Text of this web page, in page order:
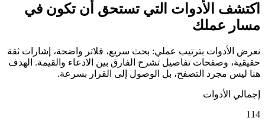
اكتشف الأدوات التي تستحق أن تكون في
مسار عملك
نعرض الأدوات بترتيب عملي: بحث سريع، فلاتر واضحة، إشارات ثقة
حقيقية، وصفحات تفاصيل تشرح الفارق بين الادعاء والقيمة. الهدف
هنا ليس مجرد التصفح، بل الوصول إلى القرار بسرعة.
إجمالي الأدوات
114